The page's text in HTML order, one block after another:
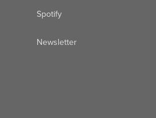
Spotify
Newsletter